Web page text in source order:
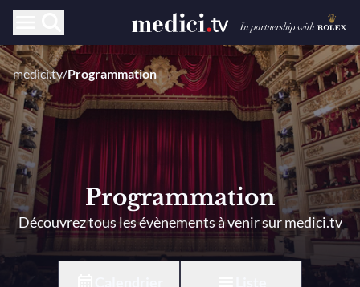
medici.tv/Programmation
Programmation
Découvrez tous les évènements à venir sur medici.tv